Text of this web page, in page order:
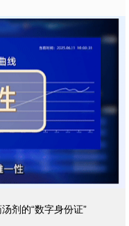
剂的“数字身份证”